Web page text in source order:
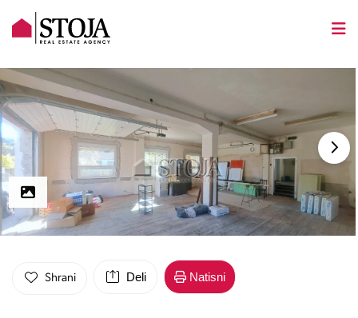
Shrani Deli Natisni